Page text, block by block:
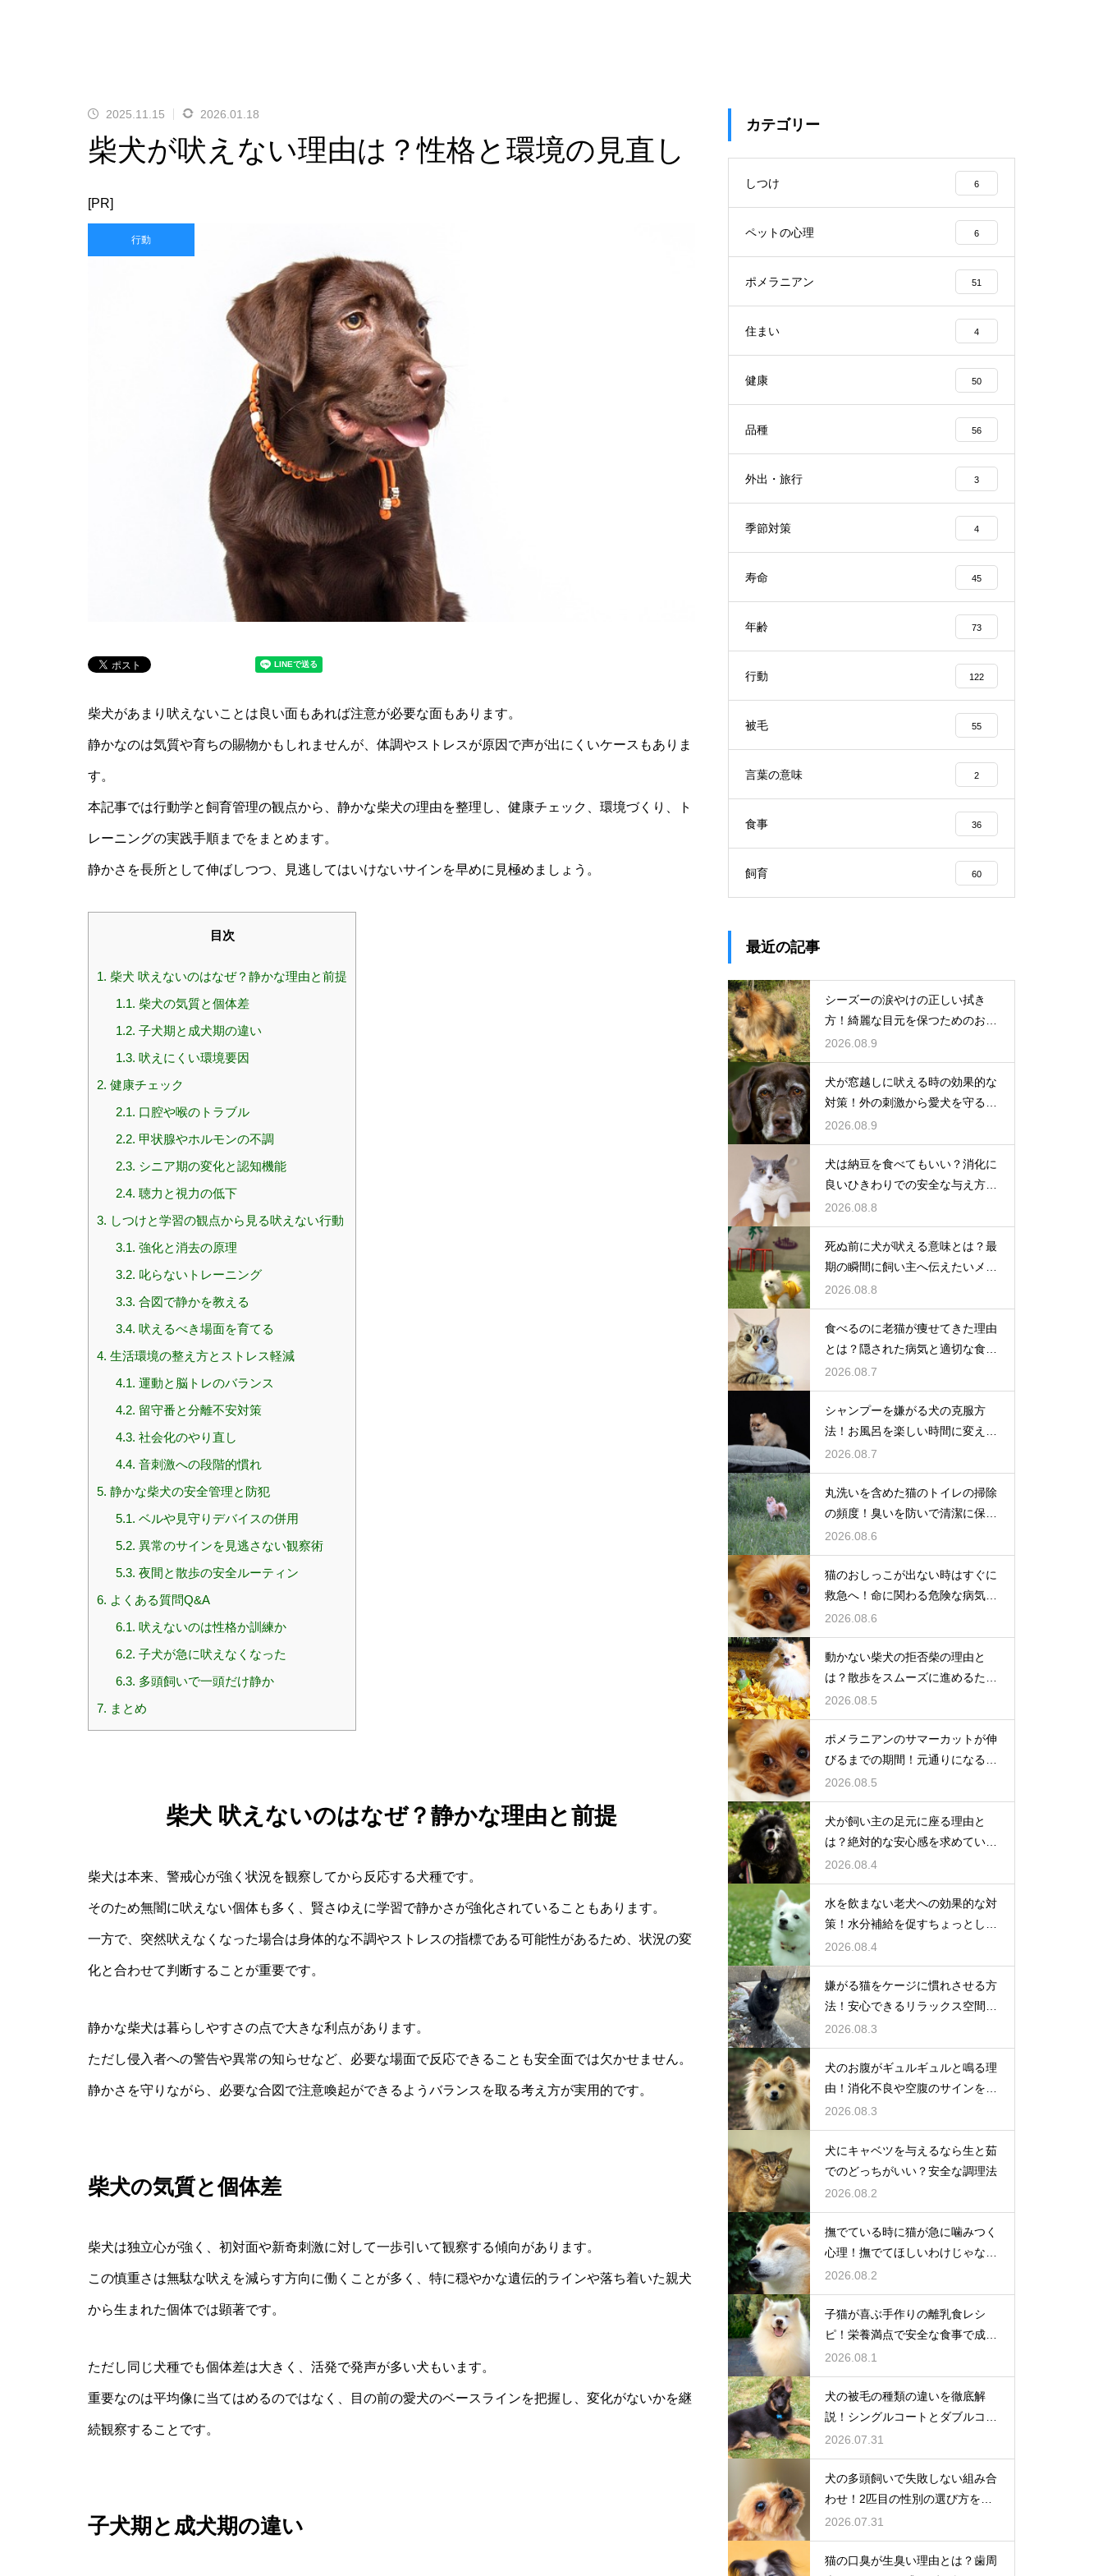
2025.11.15 2026.01.18
柴犬が吠えない理由は？性格と環境の見直し
[PR]
行動
柴犬があまり吠えないことは良い面もあれば注意が必要な面もあります。
静かなのは気質や育ちの賜物かもしれませんが、体調やストレスが原因で声が出にくいケースもありま
す。
本記事では行動学と飼育管理の観点から、静かな柴犬の理由を整理し、健康チェック、環境づくり、ト
レーニングの実践手順までをまとめます。
静かさを長所として伸ばしつつ、見逃してはいけないサインを早めに見極めましょう。
目次
1. 柴犬 吠えないのはなぜ？静かな理由と前提
1.1. 柴犬の気質と個体差
1.2. 子犬期と成犬期の違い
1.3. 吠えにくい環境要因
2. 健康チェック
2.1. 口腔や喉のトラブル
2.2. 甲状腺やホルモンの不調
2.3. シニア期の変化と認知機能
2.4. 聴力と視力の低下
3. しつけと学習の観点から見る吠えない行動
3.1. 強化と消去の原理
3.2. 叱らないトレーニング
3.3. 合図で静かを教える
3.4. 吠えるべき場面を育てる
4. 生活環境の整え方とストレス軽減
4.1. 運動と脳トレのバランス
4.2. 留守番と分離不安対策
4.3. 社会化のやり直し
4.4. 音刺激への段階的慣れ
5. 静かな柴犬の安全管理と防犯
5.1. ベルや見守りデバイスの併用
5.2. 異常のサインを見逃さない観察術
5.3. 夜間と散歩の安全ルーティン
6. よくある質問Q&A
6.1. 吠えないのは性格か訓練か
6.2. 子犬が急に吠えなくなった
6.3. 多頭飼いで一頭だけ静か
7. まとめ
柴犬 吠えないのはなぜ？静かな理由と前提
柴犬は本来、警戒心が強く状況を観察してから反応する犬種です。
そのため無闇に吠えない個体も多く、賢さゆえに学習で静かさが強化されていることもあります。
一方で、突然吠えなくなった場合は身体的な不調やストレスの指標である可能性があるため、状況の変
化と合わせて判断することが重要です。
静かな柴犬は暮らしやすさの点で大きな利点があります。
ただし侵入者への警告や異常の知らせなど、必要な場面で反応できることも安全面では欠かせません。
静かさを守りながら、必要な合図で注意喚起ができるようバランスを取る考え方が実用的です。
柴犬の気質と個体差
柴犬は独立心が強く、初対面や新奇刺激に対して一歩引いて観察する傾向があります。
この慎重さは無駄な吠えを減らす方向に働くことが多く、特に穏やかな遺伝的ラインや落ち着いた親犬
から生まれた個体では顕著です。
ただし同じ犬種でも個体差は大きく、活発で発声が多い犬もいます。
重要なのは平均像に当てはめるのではなく、目の前の愛犬のベースラインを把握し、変化がないかを継
続観察することです。
子犬期と成犬期の違い
カテゴリー
しつけ 6
ペットの心理 6
ポメラニアン 51
住まい 4
健康 50
品種 56
外出・旅行 3
季節対策 4
寿命 45
年齢 73
行動 122
被毛 55
言葉の意味 2
食事 36
飼育 60
最近の記事
シーズーの涙やけの正しい拭き
方！綺麗な目元を保つためのお手
入れ術
2026.08.9
犬が窓越しに吠える時の効果的な
対策！外の刺激から愛犬を守る環
境作り
2026.08.9
犬は納豆を食べてもいい？消化に
良いひきわりでの安全な与え方を
解説
2026.08.8
死ぬ前に犬が吠える意味とは？最
期の瞬間に飼い主へ伝えたいメッ
セージ
2026.08.8
食べるのに老猫が痩せてきた理由
とは？隠された病気と適切な食事
ケア
2026.08.7
シャンプーを嫌がる犬の克服方
法！お風呂を楽しい時間に変える
魔法
2026.08.7
丸洗いを含めた猫のトイレの掃除
の頻度！臭いを防いで清潔に保つ
コツ
2026.08.6
猫のおしっこが出ない時はすぐに
救急へ！命に関わる危険な病気と
は
2026.08.6
動かない柴犬の拒否柴の理由と
は？散歩をスムーズに進めるため
の対策
2026.08.5
ポメラニアンのサマーカットが伸
びるまでの期間！元通りになるの
か
2026.08.5
犬が飼い主の足元に座る理由と
は？絶対的な安心感を求めている
心理
2026.08.4
水を飲まない老犬への効果的な対
策！水分補給を促すちょっとした
工夫
2026.08.4
嫌がる猫をケージに慣れさせる方
法！安心できるリラックス空間の
作り方
2026.08.3
犬のお腹がギュルギュルと鳴る理
由！消化不良や空腹のサインを解
説
2026.08.3
犬にキャベツを与えるなら生と茹
でのどっちがいい？安全な調理法
2026.08.2
撫でている時に猫が急に噛みつく
心理！撫でてほしいわけじゃな
い？
2026.08.2
子猫が喜ぶ手作りの離乳食レシ
ピ！栄養満点で安全な食事で成長
を応援
2026.08.1
犬の被毛の種類の違いを徹底解
説！シングルコートとダブルコー
トの謎
2026.07.31
犬の多頭飼いで失敗しない組み合
わせ！2匹目の性別の選び方を解
説
2026.07.31
猫の口臭が生臭い理由とは？歯周